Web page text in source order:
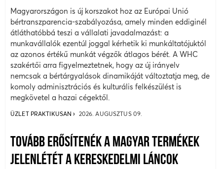
Magyarországon is új korszakot hoz az Európai Unió
bértranszparencia-szabályozása, amely minden eddiginél
átláthatóbbá teszi a vállalati javadalmazást: a
munkavállalók ezentúl joggal kérhetik ki munkáltatójuktól
az azonos értékű munkát végzők átlagos bérét. A WHC
szakértői arra figyelmeztetnek, hogy az új irányelv
nemcsak a bértárgyalások dinamikáját változtatja meg, de
komoly adminisztrációs és kulturális felkészülést is
megkövetel a hazai cégektől.
ÜZLET PRAKTIKUSAN 2026. AUGUSZTUS 09.
TOVÁBB ERŐSÍTENÉK A MAGYAR TERMÉKEK
JELENLÉTÉT A KERESKEDELMI LÁNCOK